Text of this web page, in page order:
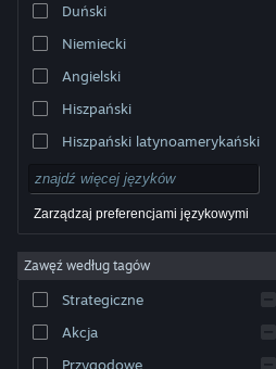
© Valve Corporation. Wszelkie prawa zastrzeżone.
właścicieli w Stanach Zjednoczonych i innych krajach.
dostępu
Umowa użytkownika Steam
pieniędzy |Ciasteczka
Duński
Niemiecki
Angielski
Hiszpański
Hiszpański latynoamerykański
Zarządzaj preferencjami językowymi
Zawęź według tagów
Strategiczne
Akcja
Przygodowe